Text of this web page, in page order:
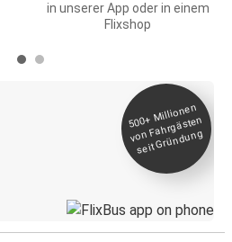
in unserer App oder in einem
Flixshop
500+
Millionen
von Fahrgästen
seit
Gründung